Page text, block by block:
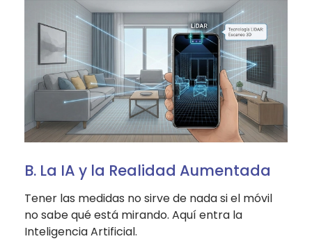
B. La IA y la Realidad Aumentada
Tener las medidas no sirve de nada si el móvil
no sabe qué está mirando. Aquí entra la
Inteligencia Artificial.